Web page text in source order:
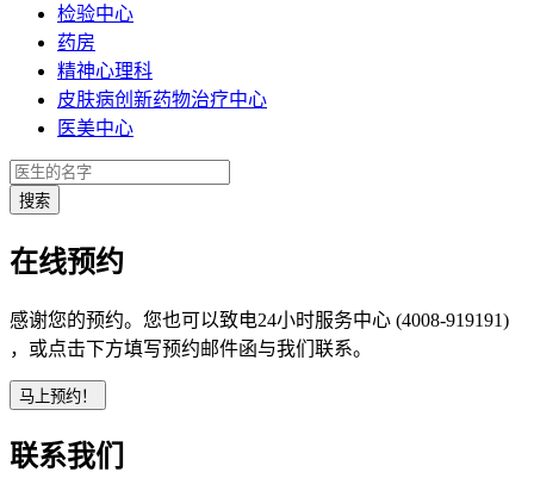
检验中心
药房
精神心理科
皮肤病创新药物治疗中心
医美中心
在线预约
感谢您的预约。您也可以致电24小时服务中心 (4008-919191)
，或点击下方填写预约邮件函与我们联系。
联系我们